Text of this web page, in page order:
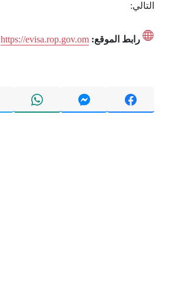
التالي:
رابط الموقع: https://evisa.rop.gov.om